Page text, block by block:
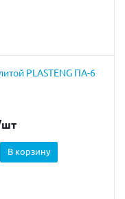
PLASTENG ПА-6
В корзину